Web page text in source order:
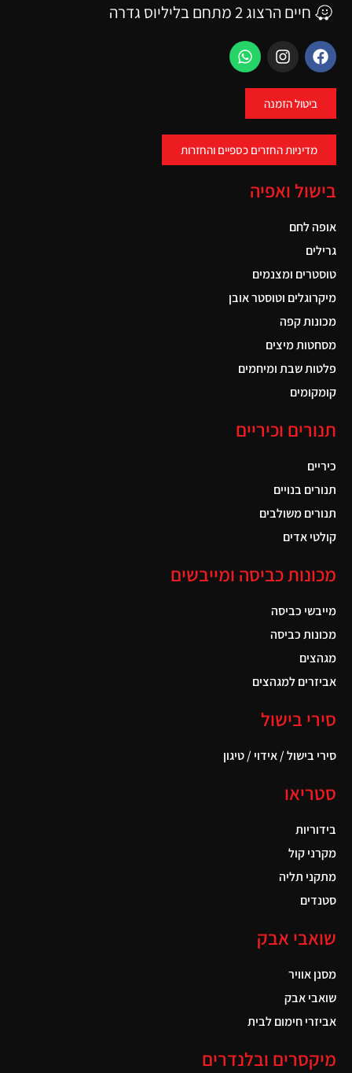
חיים הרצוג 2 מתחם בליליוס גדרה
ביטול הזמנה
מדיניות החזרים כספיים והחזרות
בישול ואפיה
אופה לחם
גרילים
טוסטרים ומצנמים
מיקרוגלים וטוסטר אובן
מכונות קפה
מסחטות מיצים
פלטות שבת ומיחמים
קומקומים
תנורים וכיריים
כיריים
תנורים בנויים
תנורים משולבים
קולטי אדים
מכונות כביסה ומייבשים
מייבשי כביסה
מכונות כביסה
מגהצים
אביזרים למגהצים
סירי בישול
סירי בישול / אידוי / טיגון
סטריאו
בידוריות
מקרני קול
מתקני תליה
סטנדים
שואבי אבק
מסנן אוויר
שואבי אבק
אביזרי חימום לבית
מיקסרים ובלנדרים